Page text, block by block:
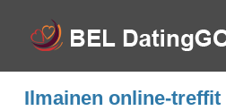
Ilmainen online-treffit